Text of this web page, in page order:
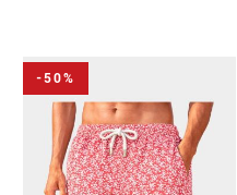
-50%